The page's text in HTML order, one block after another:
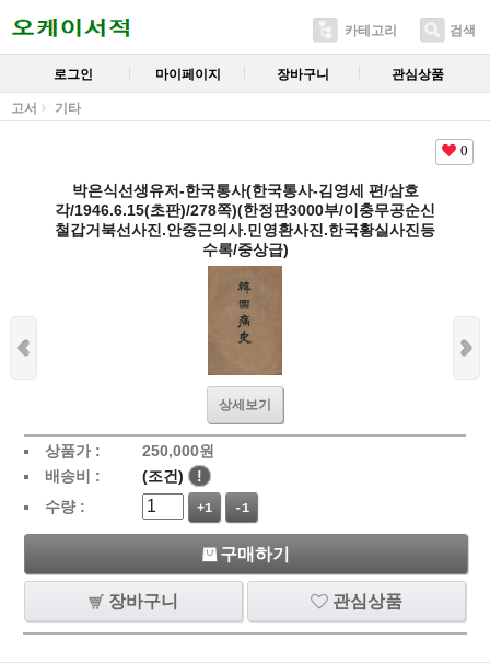
카테고리 검색
로그인 마이페이지 장바구니 관심상품
고서 기타
0
박은식선생유저-한국통사(한국통사-김영세 편/삼호
각/1946.6.15(초판)/278쪽)(한정판3000부/이충무공순신
철갑거북선사진.안중근의사.민영환사진.한국황실사진등
수록/중상급)
상세보기
상품가 : 250,000원
배송비 :
(조건)
!
수량 :
+1 -1
구매하기
장바구니 관심상품